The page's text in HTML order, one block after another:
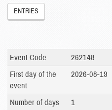
ENTRIES
Event Code
262148
First day of the
event
2026-08-19
Number of days
1